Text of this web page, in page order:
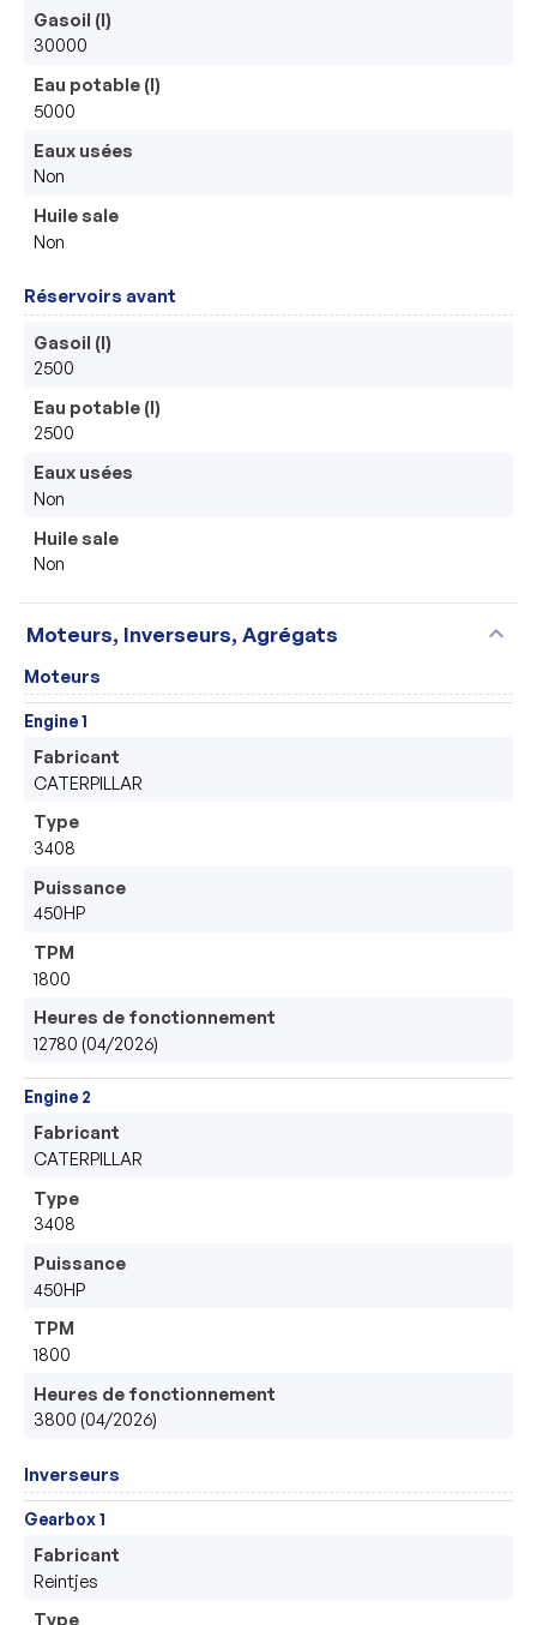
Gasoil (l)
30000
Eau potable (l)
5000
Eaux usées
Non
Huile sale
Non
Réservoirs avant
Gasoil (l)
2500
Eau potable (l)
2500
Eaux usées
Non
Huile sale
Non
Moteurs, Inverseurs, Agrégats expand_more
Moteurs
Engine 1
Fabricant
CATERPILLAR
Type
3408
Puissance
450HP
TPM
1800
Heures de fonctionnement
12780 (04/2026)
Engine 2
Fabricant
CATERPILLAR
Type
3408
Puissance
450HP
TPM
1800
Heures de fonctionnement
3800 (04/2026)
Inverseurs
Gearbox 1
Fabricant
Reintjes
Type